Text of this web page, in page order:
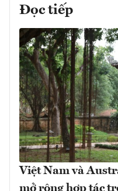
Đọc tiếp
Việt Nam và
mở rộng hợp tác